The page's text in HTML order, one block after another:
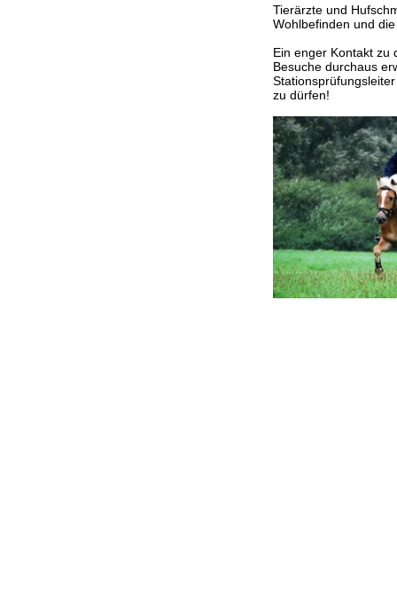
Tierärzte und
Wohlbefinden und
Ein enger Kontakt zu
Besuche durchaus
zu dürfen!